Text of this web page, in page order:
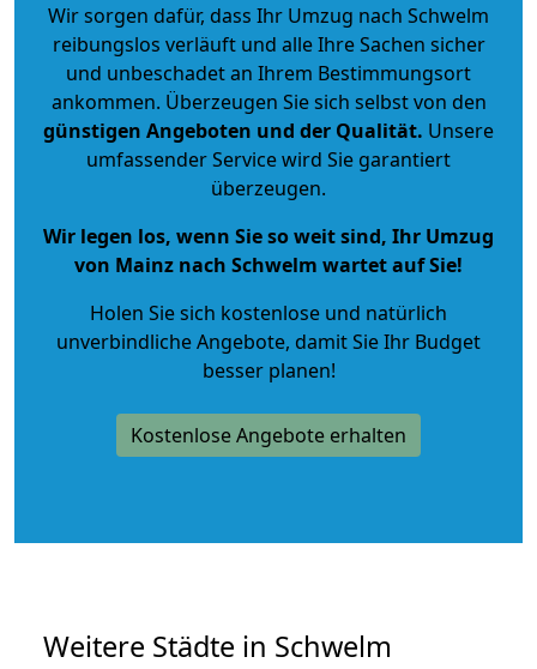
Wir sorgen dafür, dass Ihr Umzug nach Schwelm
reibungslos verläuft und alle Ihre Sachen sicher
und unbeschadet an Ihrem Bestimmungsort
ankommen. Überzeugen Sie sich selbst von den
günstigen Angeboten und der Qualität. Unsere
umfassender Service wird Sie garantiert
überzeugen.
Wir legen los, wenn Sie so weit sind, Ihr Umzug
von Mainz nach Schwelm wartet auf Sie!
Holen Sie sich kostenlose und natürlich
unverbindliche Angebote, damit Sie Ihr Budget
besser planen!
Kostenlose Angebote erhalten
Weitere Städte in Schwelm